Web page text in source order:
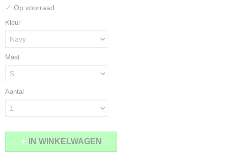
✓ Op voorraad
Kleur
Maat
Aantal
IN WINKELWAGEN